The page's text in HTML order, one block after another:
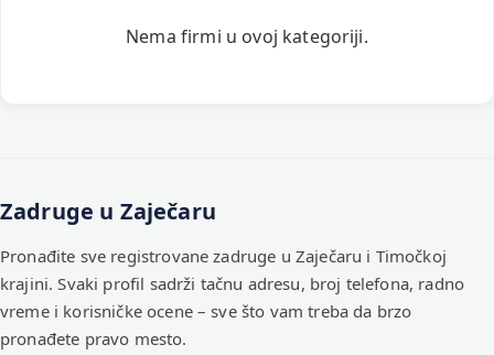
Nema firmi u ovoj kategoriji.
Zadruge u Zaječaru
Pronađite sve registrovane zadruge u Zaječaru i Timočkoj
krajini. Svaki profil sadrži tačnu adresu, broj telefona, radno
vreme i korisničke ocene – sve što vam treba da brzo
pronađete pravo mesto.